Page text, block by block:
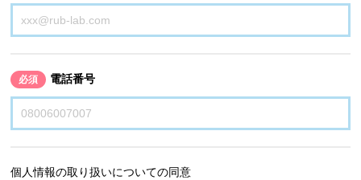
必須 電話番号
個人情報の取り扱いについての同意